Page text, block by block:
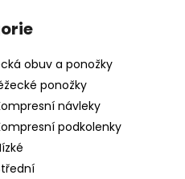
obuv a ponožky
ponožky
návleky
podkolenky